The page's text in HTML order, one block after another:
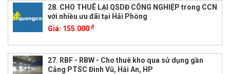
28. CHO THUÊ LẠI QSDĐ CÔNG NGHIỆP trong CCN
với nhiều ưu đãi tại Hải Phòng
Giá: 155.000 đ
27. RBF - RBW - Cho thuê kho qua sử dụng gần
Cảng PTSC Đình Vũ, Hải An, HP